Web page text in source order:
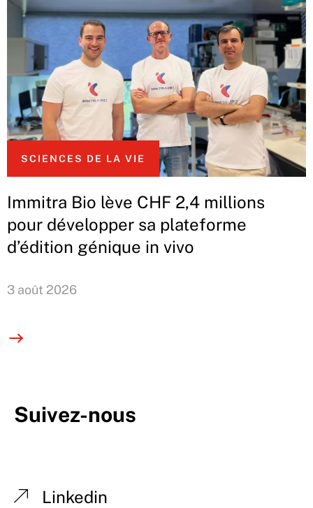
SCIENCES DE LA VIE
Immitra Bio lève CHF 2,4 millions
pour développer sa plateforme
d’édition génique in vivo
3 août 2026
Suivez-nous
Linkedin